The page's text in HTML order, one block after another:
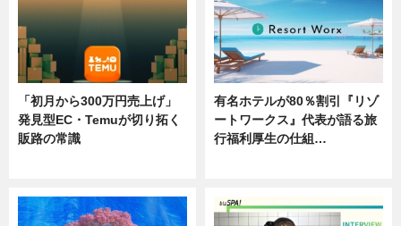
「初月から300万円売上げ」
発見型EC・Temuが切り拓く
販路の常識
有名ホテルが80％割引『リゾ
ートワークス』代表が語る旅
行福利厚生の仕組…